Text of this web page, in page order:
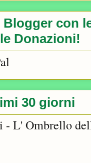
con
Donazioni!
30 giorni
- L' Ombrello